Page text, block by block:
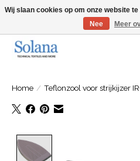
Website voor zakelijke klanten
Home / Teflonzool voor strijkijzer
Wij slaan cookies op om onze website
Nee
Meer